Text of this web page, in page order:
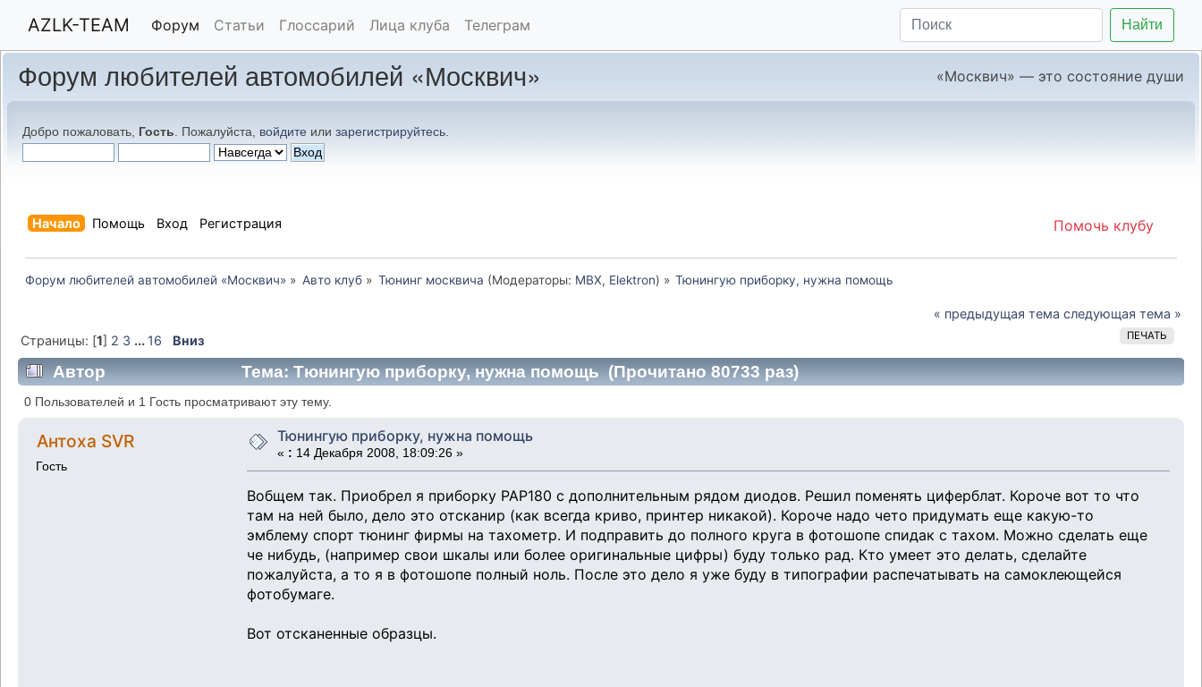
AZLK-TEAM Форум Статьи Глоссарий Лица клуба Телеграм Найти
Форум любителей автомобилей «Москвич» «Москвич» — это состояние души
Добро пожаловать, Гость . Пожалуйста, войдите или зарегистрируйтесь
Помочь клубу
Начало Помощь Вход Регистрация
Форум любителей автомобилей «Москвич» » Авто клуб» Тюнинг москвича (Модераторы: MBX, Elektron) » Тюнингую приборку, нужна помощь
« предыдущая тема следующая тема »
ПЕЧАТЬ
Страницы: [1] 2 3 ... 16 Вниз
Автор Тема: Тюнингую приборку, нужна помощь (Прочитано 80733 раз)
0 Пользователей и 1 Гость просматривают эту тему.
Антоха SVR
Гость
Тюнингую приборку, нужна помощь
« : 14 Декабря 2008, 18:09:26 »
Вобщем так. Приобрел я приборку РАР180 с дополнительным рядом диодов. Решил поменять циферблат. Короче вот то что
там на ней было, дело это отсканир (как всегда криво, принтер никакой). Короче надо чето придумать еще какую-то
эмблему спорт тюнинг фирмы на тахометр. И подправить до полного круга в фотошопе спидак с тахом. Можно сделать еще
че нибудь, (например свои шкалы или более оригинальные цифры) буду только рад. Кто умеет это делать, сделайте
пожалуйста, а то я в фотошопе полный ноль. После это дело я уже буду в типографии распечатывать на самоклеющейся
фотобумаге.
Вот отсканенные образцы.